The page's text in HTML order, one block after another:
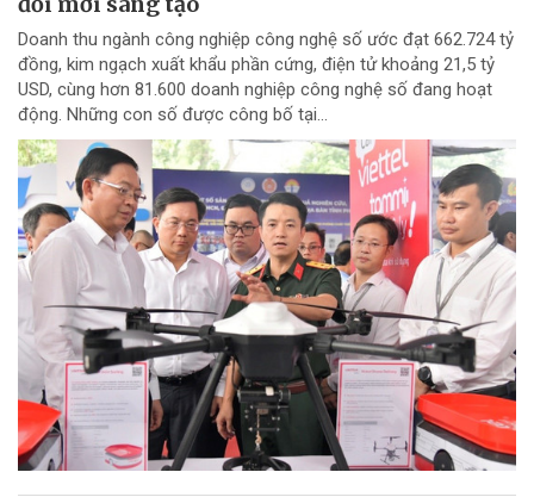
Doanh thu ngành công nghiệp công nghệ số ước đạt 662.724 tỷ
đồng, kim ngạch xuất khẩu phần cứng, điện tử khoảng 21,5 tỷ
USD, cùng hơn 81.600 doanh nghiệp công nghệ số đang hoạt
động. Những con số được công bố tại...